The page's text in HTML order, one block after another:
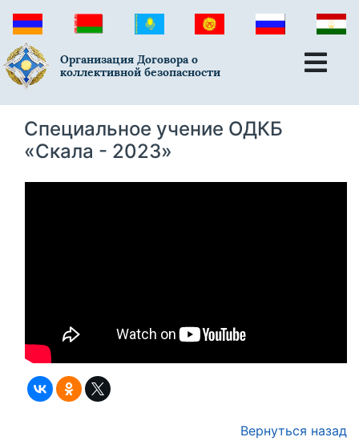
Организация Договора о
коллективной безопасности
Cпециальное учение ОДКБ
«Скала - 2023»
Вернуться назад